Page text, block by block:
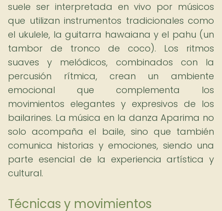
suele ser interpretada en vivo por músicos
que utilizan instrumentos tradicionales como
el ukulele, la guitarra hawaiana y el pahu (un
tambor de tronco de coco). Los ritmos
suaves y melódicos, combinados con la
percusión rítmica, crean un ambiente
emocional que complementa los
movimientos elegantes y expresivos de los
bailarines. La música en la danza Aparima no
solo acompaña el baile, sino que también
comunica historias y emociones, siendo una
parte esencial de la experiencia artística y
cultural.
Técnicas y movimientos